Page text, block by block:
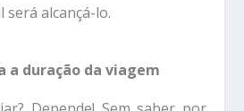
será alcançá-lo.
a duração da viagem